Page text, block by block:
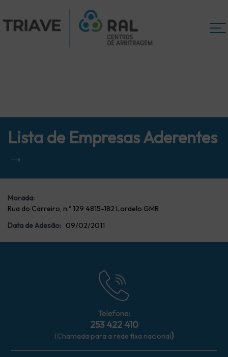
Lista de Empresas Aderentes
→
Morada:
Rua do Carreiro, n.º 129 4815-182 Lordelo GMR
Data de Adesão: 09/02/2011
Telefone:
253 422 410
(Chamada para a rede fixa nacional)